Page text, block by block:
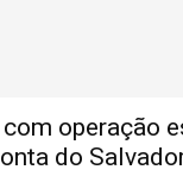
operação
do